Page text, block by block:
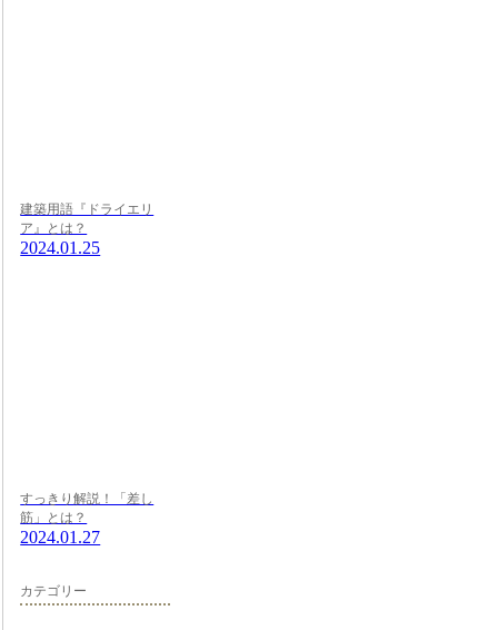
建築用語『ドライエリ
ア』とは？
2024.01.25
すっきり解説！「差し
筋」とは？
2024.01.27
カテゴリー